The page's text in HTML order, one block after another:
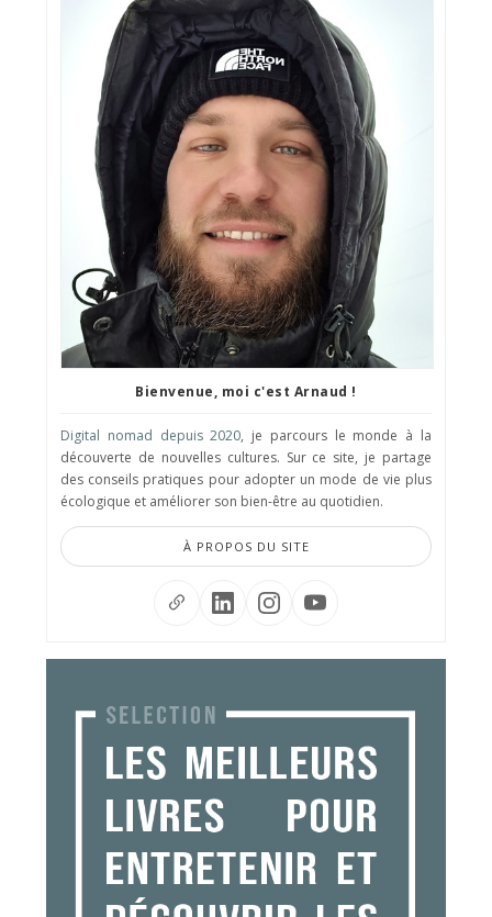
Bienvenue, moi c'est Arnaud !
Digital nomad depuis 2020, je parcours le monde à la
découverte de nouvelles cultures. Sur ce site, je partage
des conseils pratiques pour adopter un mode de vie plus
écologique et améliorer son bien-être au quotidien.
À PROPOS DU SITE